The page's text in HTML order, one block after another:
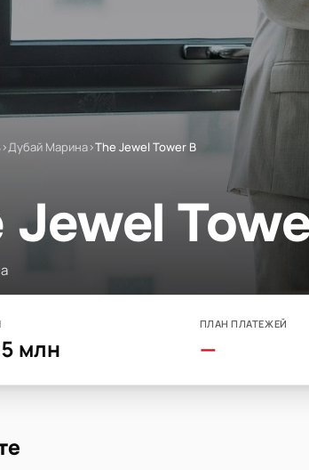
›Дубай Марина›The Jewel Tower B
Jewel
млн
ПЛАН ПЛАТЕЖЕЙ
—